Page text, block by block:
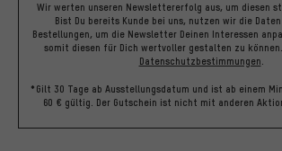
Wir werten unseren Newslettererfolg aus, um diesen
Bist Du bereits Kunde bei uns, nutzen wir die
Bestellungen, um die Newsletter Deinen Interessen
somit diesen für Dich wertvoller gestalten zu können.
Datenschutzbestimmungen.
*Gilt 30 Tage ab Ausstellungsdatum und ist ab einem
60 € gültig. Der Gutschein ist nicht mit anderen